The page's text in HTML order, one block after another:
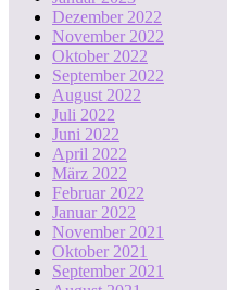
Dezember 2022
November 2022
Oktober 2022
September 2022
August 2022
Juli 2022
Juni 2022
April 2022
März 2022
Februar 2022
Januar 2022
November 2021
Oktober 2021
September 2021